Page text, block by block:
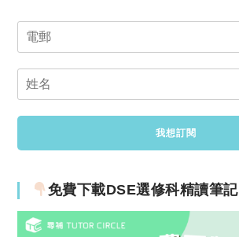
免費下載DSE選修科精讀筆記